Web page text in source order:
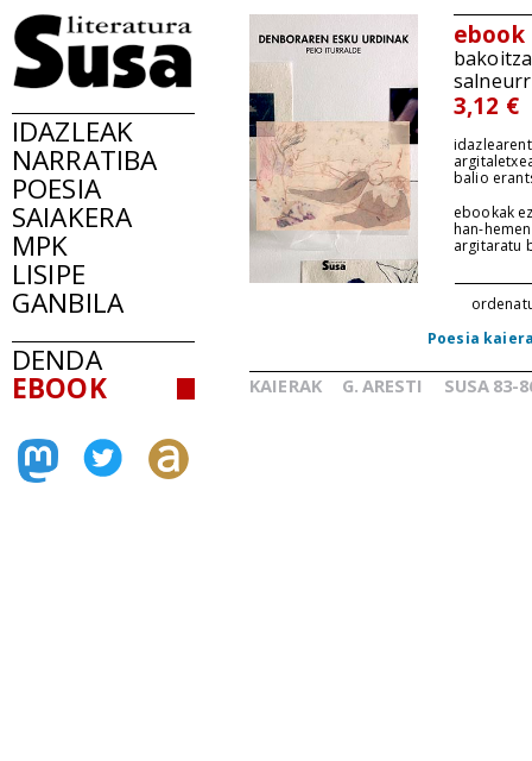
IDAZLEAK
NARRATIBA
POESIA
SAIAKERA
MPK
LISIPE
GANBILA
DENDA
EBOOK
ebook
3,12 €
balio
ebookak
han-
argitaratu
Poesia
KAIERAK G. ARESTI SUSA 83-